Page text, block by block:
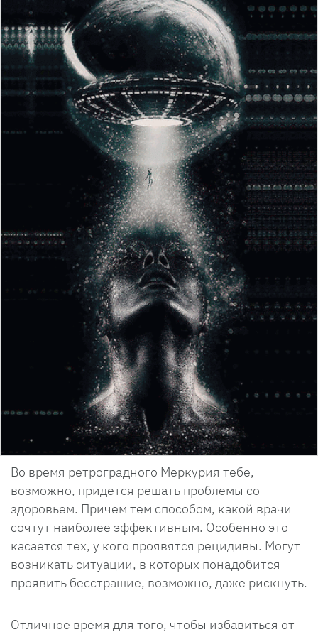
Во время ретроградного Меркурия тебе,
возможно, придется решать проблемы со
здоровьем. Причем тем способом, какой врачи
сочтут наиболее эффективным. Особенно это
касается тех, у кого проявятся рецидивы. Могут
возникать ситуации, в которых понадобится
проявить бесстрашие, возможно, даже рискнуть.
Отличное время для того, чтобы избавиться от